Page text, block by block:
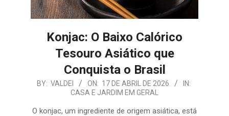
Konjac: O Baixo Calórico
Tesouro Asiático que
Conquista o Brasil
2026-
17
BY: VALDEI ON: 17 DE ABRIL DE 2026
IN:
CASA E JARDIM EM GERAL
O konjac, um ingrediente de origem asiática, está